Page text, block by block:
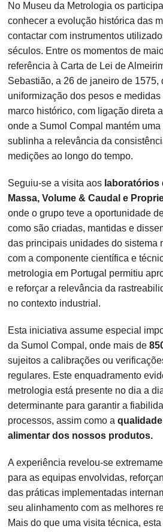
No Museu da Metrologia os
conhecer a evolução histórica das
contactar com instrumentos
séculos. Entre os momentos de
referência à Carta de Lei de
Sebastião, a 26 de janeiro de 1575,
uniformização dos pesos e
marco histórico, com ligação direta
onde a Sumol Compal mantém
sublinha a relevância da
medições ao longo do tempo.
Seguiu-se a visita aos laboratórios
Massa, Volume & Caudal e
onde o grupo teve a oportunidade
como são criadas, mantidas e
das principais unidades do sistema
com a componente científica e
metrologia em Portugal permitiu
e reforçar a relevância da
no contexto industrial.
Esta iniciativa assume especial
da Sumol Compal, onde mais de
sujeitos a calibrações ou
regulares. Este enquadramento
metrologia está presente no dia a
determinante para garantir a
processos, assim como a
alimentar dos nossos produtos.
A experiência revelou-se
para as equipas envolvidas,
das práticas implementadas
seu alinhamento com as melhores
Mais do que uma visita técnica,